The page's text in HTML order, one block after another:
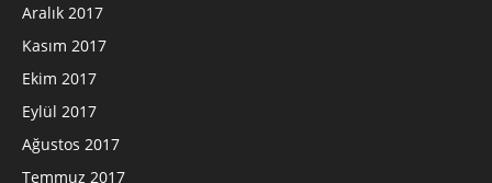
Aralık 2017
Kasım 2017
Ekim 2017
Eylül 2017
Ağustos 2017
Temmuz 2017